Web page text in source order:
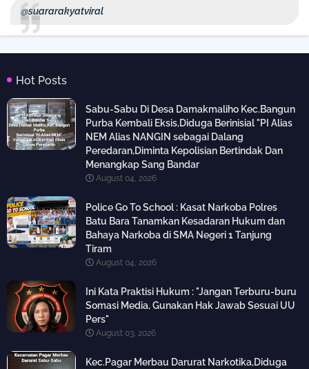
@suararakyatviral
Hot Posts
Sabu-Sabu Di Desa Damakmaliho Kec.Bangun
Purba Kembali Eksis,Diduga Berinisial "PI Alias
NEM Alias NANGIN sebagai Dalang
Peredaran,Diminta Kepolisian Bertindak Dan
Menangkap Sang Bandar
August 04, 2026
Police Go To School : Kasat Narkoba Polres
Batu Bara Tanamkan Kesadaran Hukum dan
Bahaya Narkoba di SMA Negeri 1 Tanjung
Tiram
August 04, 2026
Ini Kata Praktisi Hukum : "Jangan Terburu-buru
Somasi Media, Gunakan Hak Jawab Sesuai UU
Pers"
August 03, 2026
Kec.Pagar Merbau Darurat Narkotika,Diduga